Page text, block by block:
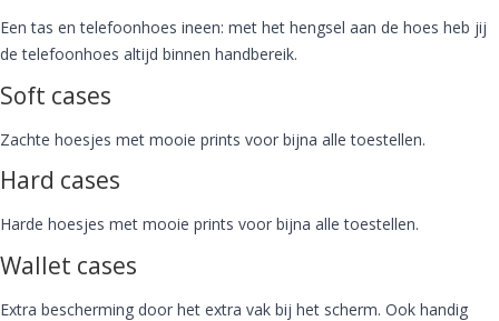
Een tas en telefoonhoes ineen: met het hengsel aan de hoes heb jij
de telefoonhoes altijd binnen handbereik.
Soft cases
Zachte hoesjes met mooie prints voor bijna alle toestellen.
Hard cases
Harde hoesjes met mooie prints voor bijna alle toestellen.
Wallet cases
Extra bescherming door het extra vak bij het scherm. Ook handig